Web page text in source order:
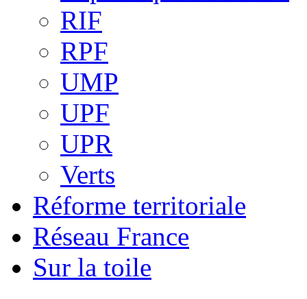
RIF
RPF
UMP
UPF
UPR
Verts
Réforme territoriale
Réseau France
Sur la toile